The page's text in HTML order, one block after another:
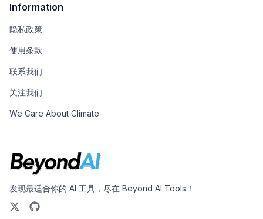
Information
隐私政策
使用条款
联系我们
关注我们
We Care About Climate
发现最适合你的 AI 工具，尽在 Beyond AI Tools！